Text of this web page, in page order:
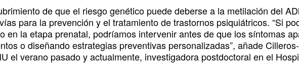
de que el riesgo genético puede deberse a la metilación del
para la prevención y el tratamiento de trastornos psiquiátricos. “Si
en la etapa prenatal, podríamos intervenir antes de que los síntomas
o diseñando estrategias preventivas personalizadas”, añade
el verano pasado y actualmente, investigadora postdoctoral en el